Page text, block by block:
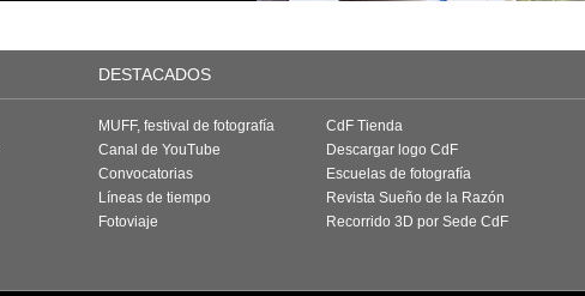
DESTACADOS
MUFF, festival de fotografía
Canal de YouTube
Convocatorias
Líneas de tiempo
Fotoviaje
CdF Tienda
Descargar logo CdF
Escuelas de fotografía
Revista Sueño de la Razón
Recorrido 3D por Sede CdF